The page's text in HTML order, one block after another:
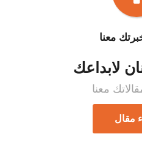
معنا
لابداعك
معنا
مقال